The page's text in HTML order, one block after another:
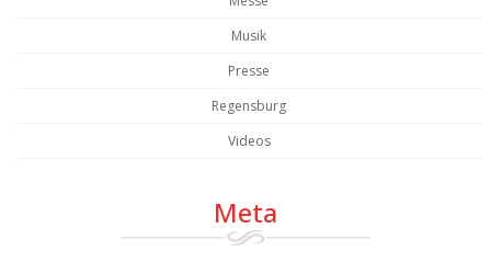
Musik
Presse
Regensburg
Videos
Meta